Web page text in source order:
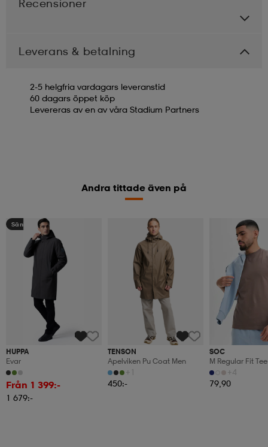
Recensioner
Leverans & betalning
2-5 helgfria vardagars leveranstid
60 dagars öppet köp
Levereras av en av våra Stadium Partners
Andra tittade även på
Sänkt pris
HUPPA
Evar
Från 1 399:-
1 679:-
TENSON
Apelviken Pu Coat Men
+1
450:-
SOC
M Regular Fit Tee
+4
79,90